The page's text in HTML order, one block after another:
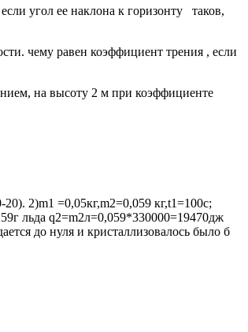
угол ее наклона к горизонту таков,
чему равен коэффициент трения , если
на высоту 2 м при коэффициенте
2)m1 =0,05кг,m2=0,059 кг,t1=100c;
льда q2=m2л=0,059*330000=19470дж
до нуля и кристаллизовалось было б